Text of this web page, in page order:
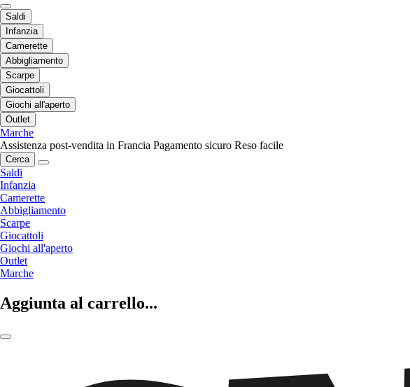
Saldi
Infanzia
Camerette
Abbigliamento
Scarpe
Giocattoli
Giochi all'aperto
Outlet
Marche
Assistenza post-vendita in Francia Pagamento sicuro Reso facile
Cerca
Saldi
Infanzia
Camerette
Abbigliamento
Scarpe
Giocattoli
Giochi all'aperto
Outlet
Marche
Aggiunta al carrello...